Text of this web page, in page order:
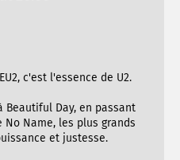
c'est l'essence de U2.
Beautiful Day, en passant
No Name, les plus grands
et justesse.